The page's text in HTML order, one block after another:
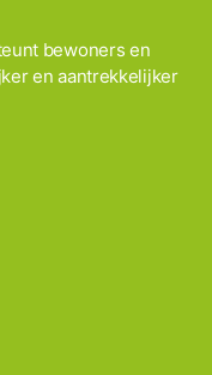
bewoners en
en aantrekkelijker